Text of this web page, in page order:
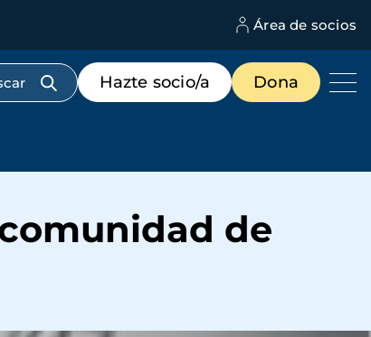
Área de socios
Menú
de
destacados
Hazte socio/a Dona
de